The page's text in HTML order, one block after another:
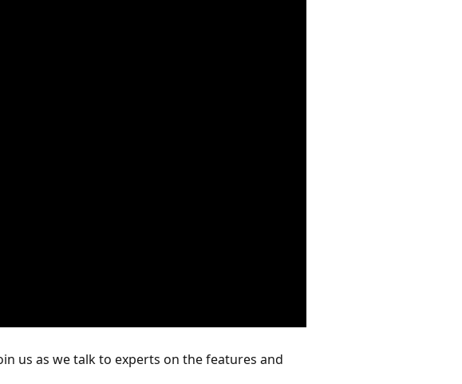
us as we talk to experts on the features and